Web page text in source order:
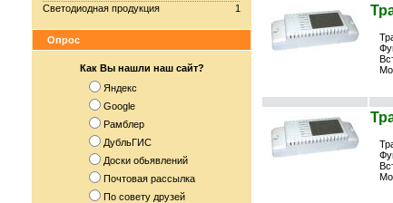
1
Светодиодная продукция
Опрос
Как Вы нашли наш сайт?
Яндекс
Google
Рамблер
ДубльГИС
Доски обьявлений
Почтовая рассылка
По совету друзей